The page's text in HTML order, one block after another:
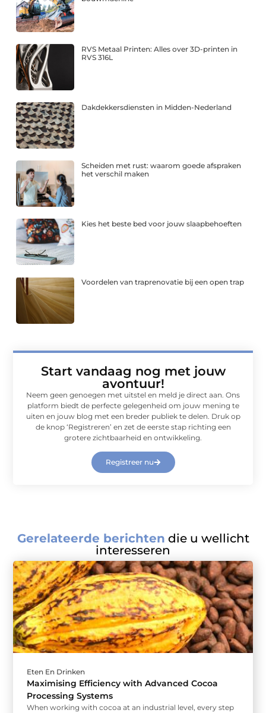
RVS Metaal Printen: Alles over 3D-printen in
RVS 316L
Dakdekkersdiensten in Midden-Nederland
Scheiden met rust: waarom goede afspraken
het verschil maken
Kies het beste bed voor jouw slaapbehoeften
Voordelen van traprenovatie bij een open trap
Start vandaag nog met jouw
avontuur!
Neem geen genoegen met uitstel en meld je direct aan. Ons
platform biedt de perfecte gelegenheid om jouw mening te
uiten en jouw blog met een breder publiek te delen. Druk op
de knop ‘Registreren’ en zet de eerste stap richting een
grotere zichtbaarheid en ontwikkeling.
Registreer nu
Gerelateerde berichten die u wellicht
interesseren
Eten En Drinken
Maximising Efficiency with Advanced Cocoa
Processing Systems
When working with cocoa at an industrial level, every step